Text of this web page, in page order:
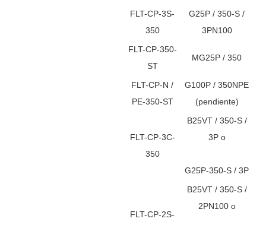
FLT-CP-3S-
350
G25P / 350-S /
3PN100
FLT-CP-350-
ST
MG25P / 350
FLT-CP-N /
PE-350-ST
G100P / 350NPE
(pendiente)
FLT-CP-3C-
350
B25VT / 350-S /
3P o
G25P-350-S / 3P
FLT-CP-2S-
B25VT / 350-S /
2PN100 o